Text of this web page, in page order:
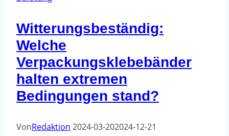
Witterungsbeständig:
Welche
Verpackungsklebebänder
halten extremen
Bedingungen stand?
VonRedaktion 2024-03-202024-12-21